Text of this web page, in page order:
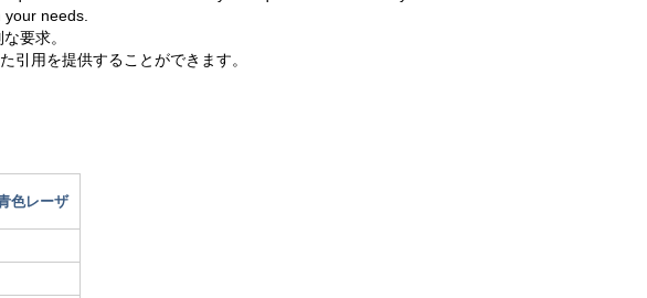
needs.
要求。
引用を提供することができます。
色レーザ